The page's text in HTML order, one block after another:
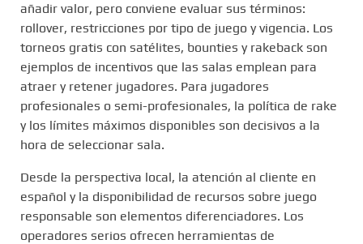
añadir valor, pero conviene evaluar sus términos:
rollover, restricciones por tipo de juego y vigencia. Los
torneos gratis con satélites, bounties y rakeback son
ejemplos de incentivos que las salas emplean para
atraer y retener jugadores. Para jugadores
profesionales o semi-profesionales, la política de rake
y los límites máximos disponibles son decisivos a la
hora de seleccionar sala.
Desde la perspectiva local, la atención al cliente en
español y la disponibilidad de recursos sobre juego
responsable son elementos diferenciadores. Los
operadores serios ofrecen herramientas de